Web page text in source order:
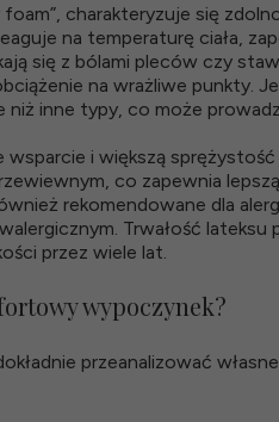
charakteryzuje się
na temperaturę ciała,
się z bólami pleców czy
na wrażliwe punkty.
inne typy, co może
i większą
co zapewnia
rekomendowane dla
Trwałość
przez wiele lat.
wypoczynek?
przeanalizować